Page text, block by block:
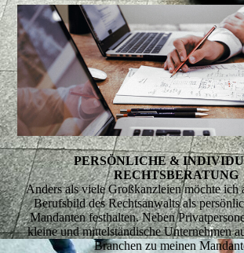
PERSÖNLICHE &
RECHTSBERATUNG
Anders als viele Großkanzleien möchte ich
Berufsbild des Rechtsanwalts als
Mandanten festhalten. Neben
kleine und mittelständische Unternehmen
Branchen zu meinen